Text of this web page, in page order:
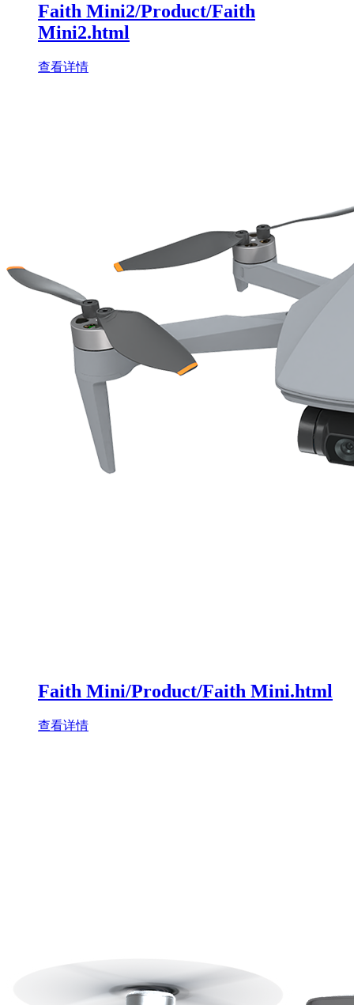
Faith Mini2/Product/Faith
Mini2.html
查看详情
Faith Mini/Product/Faith Mini.html
查看详情